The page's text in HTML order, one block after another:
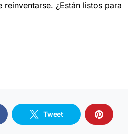
¿Están listos para
Tweet